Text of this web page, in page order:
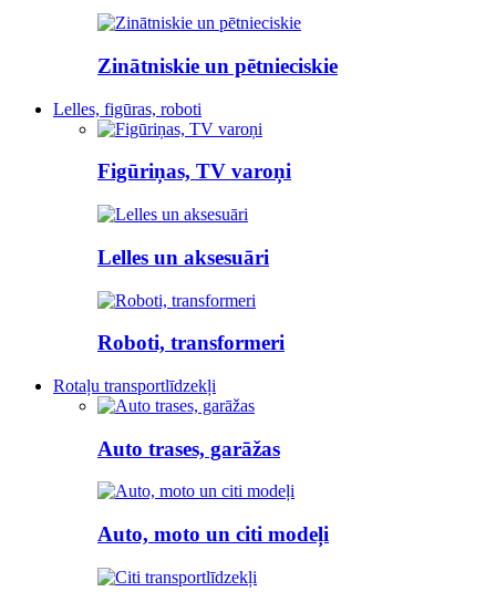
Zinātniskie un pētnieciskie
Lelles, figūras, roboti
Figūriņas, TV varoņi
Lelles un aksesuāri
Roboti, transformeri
Rotaļu transportlīdzekļi
Auto trases, garāžas
Auto, moto un citi modeļi